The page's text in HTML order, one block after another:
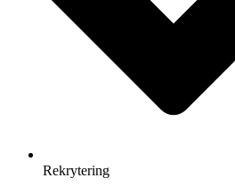
Rekrytering